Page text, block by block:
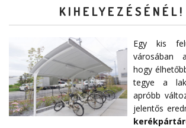
KIHELYEZÉSÉNÉL!
Egy kis
városában
hogy
tegye a
apróbb
jelentős